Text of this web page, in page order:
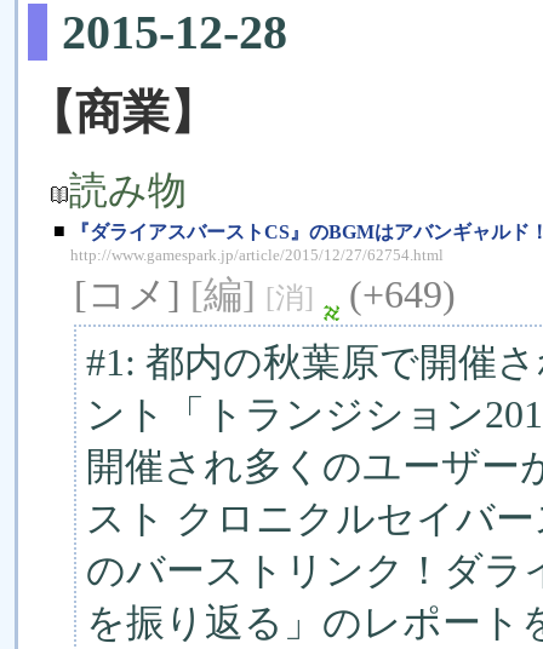
2015-12-28
【商業】
読み物
■ 『ダライアスバーストCS』のBGMはアバンギャル
http://www.gamespark.jp/article/2015/12/27/62754.html
[コメ] [編] [消]
(+649)
#1: 都内の秋葉原で開催
ント「トランジション
開催され多くのユーザー
スト クロニクルセイバ
のバーストリンク！ダラ
を振り返る」のレポート